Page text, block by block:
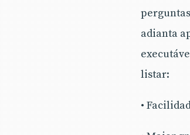
adianta
listar:
•